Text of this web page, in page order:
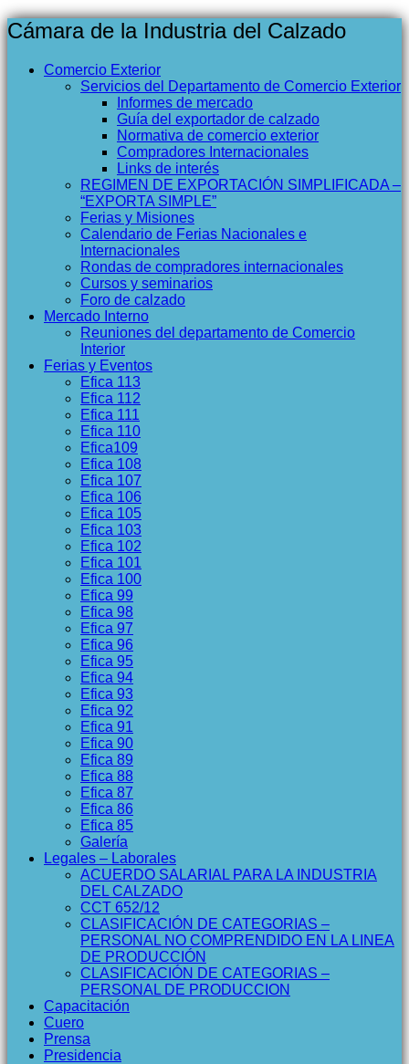
Cámara de la Industria del Calzado
Comercio Exterior
Servicios del Departamento de Comercio Exterior
Informes de mercado
Guía del exportador de calzado
Normativa de comercio exterior
Compradores Internacionales
Links de interés
REGIMEN DE EXPORTACIÓN SIMPLIFICADA –
“EXPORTA SIMPLE”
Ferias y Misiones
Calendario de Ferias Nacionales e
Internacionales
Rondas de compradores internacionales
Cursos y seminarios
Foro de calzado
Mercado Interno
Reuniones del departamento de Comercio
Interior
Ferias y Eventos
Efica 113
Efica 112
Efica 111
Efica 110
Efica109
Efica 108
Efica 107
Efica 106
Efica 105
Efica 103
Efica 102
Efica 101
Efica 100
Efica 99
Efica 98
Efica 97
Efica 96
Efica 95
Efica 94
Efica 93
Efica 92
Efica 91
Efica 90
Efica 89
Efica 88
Efica 87
Efica 86
Efica 85
Galería
Legales – Laborales
ACUERDO SALARIAL PARA LA INDUSTRIA
DEL CALZADO
CCT 652/12
CLASIFICACIÓN DE CATEGORIAS –
PERSONAL NO COMPRENDIDO EN LA LINEA
DE PRODUCCIÓN
CLASIFICACIÓN DE CATEGORIAS –
PERSONAL DE PRODUCCION
Capacitación
Cuero
Prensa
Presidencia